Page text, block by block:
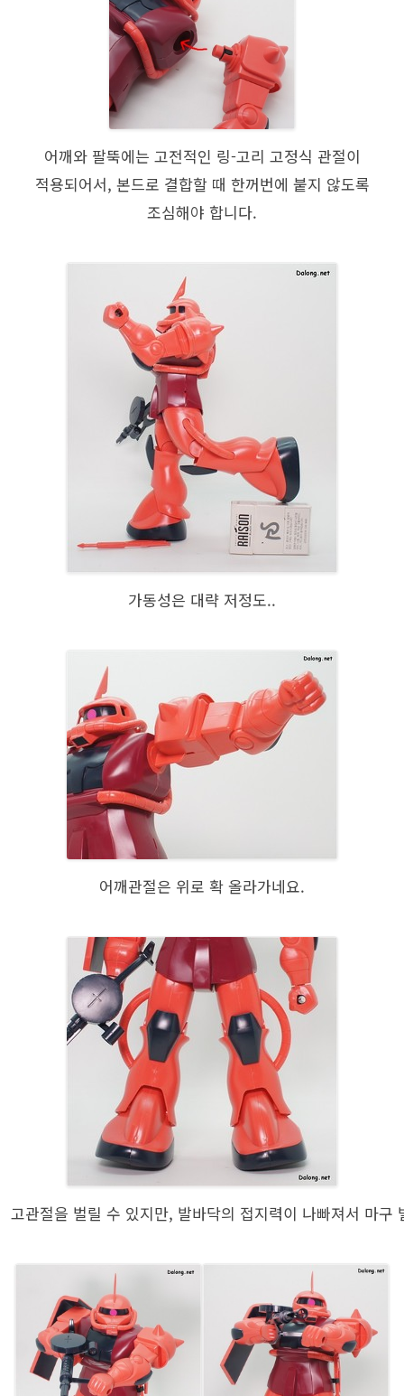
어깨와 팔뚝에는 고전적인 링-고리 고정식 관절이
적용되어서, 본드로 결합할 때 한꺼번에 붙지 않도록
조심해야 합니다.
가동성은 대략 저정도..
어깨관절은 위로 확 올라가네요.
고관절을 벌릴 수 있지만, 발바닥의 접지력이 나빠져서 마구